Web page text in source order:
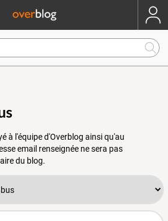
à l'équipe d'Overblog ainsi qu'au
email renseignée ne sera pas
du blog.